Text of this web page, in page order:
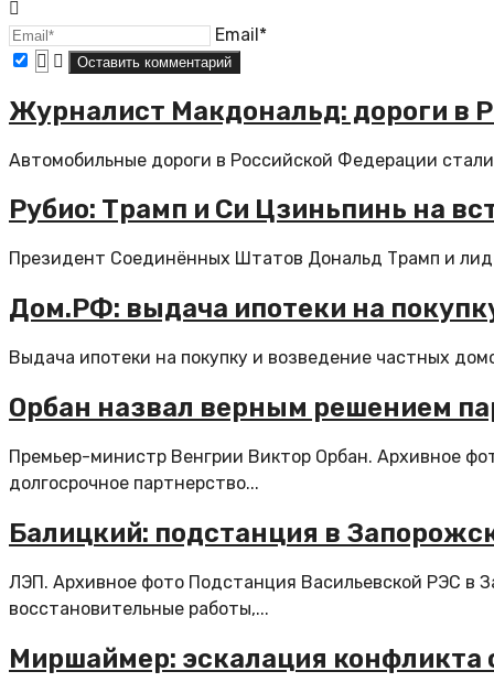
Email*
Журналист Макдональд: дороги в
Автомобильные дороги в Российской Федерации
Рубио: Трамп и Си Цзиньпинь на
Президент Соединённых Штатов Дональд Трамп и
Дом.РФ: выдача ипотеки на
Выдача ипотеки на покупку и возведение частных
Орбан назвал верным решением
Премьер-министр Венгрии Виктор Орбан. Архивное
долгосрочное партнерство...
Балицкий: подстанция в
ЛЭП. Архивное фото Подстанция Васильевской РЭС в
восстановительные работы,...
Миршаймер: эскалация